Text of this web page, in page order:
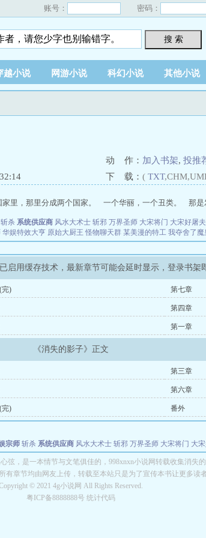
账号： 密码：
搜 索
越小说 网游小说 科幻小说 其他小说
动 作： 加入书架, 投推
下 载： ( TXT
家里，那里分成两个国家。 一个华丽，一个丑类。 那是
斩杀 系统供应商 风水大术士 斩邪 万界圣师 大宋将门 大宋好屠夫
华娱特效大亨 原始大厨王 怪物聊天群 某美漫的特工 我夺舍了魔
已启用缓存技术，最新章节可能会延时显示，登录书架
完) 第七章
第四章
第一章
《消失的影子》正文
第三章
第六章
完) 番外
宗师 斩杀 系统供应商 风水大术士 斩邪 万界圣师 大宋将门 大
神 位面复制大师 华娱特效大亨 原始大厨王 怪物聊天群 某美漫
长别打脸
弦，是一本情节与文笔俱佳的，998xnxn小说网转载收集消失的
有章节均由网友上传，转载至本站只是为了宣传本书让更多读者
© 2021 4g小说网 All Rights Reserved.
粤ICP备8888888号 统计代码